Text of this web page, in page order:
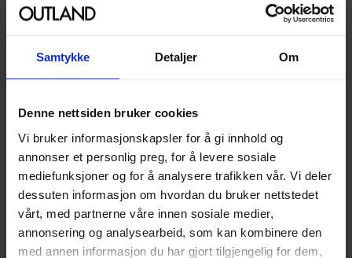
Samtykke Detaljer Om
Denne nettsiden bruker cookies
Vi bruker informasjonskapsler for å gi innhold og
annonser et personlig preg, for å levere sosiale
mediefunksjoner og for å analysere trafikken vår. Vi deler
dessuten informasjon om hvordan du bruker nettstedet
vårt, med partnerne våre innen sosiale medier,
annonsering og analysearbeid, som kan kombinere den
med annen informasjon du har gjort tilgjengelig for dem,
Husk kortlommer (sleeves)!
Ta vare på kortene som følger med i dette spillet! Vi
slitasje, samt gjøre stokkingen lettere! Nedenfor ser du
kortlommene vi anbefaler til dette spillet:
7 stk:Paladin Percival Board Game Sleeves 63,5x89
Spesifikasjoner
Varenummer
859364006001
Opprinnelsesland :
USA